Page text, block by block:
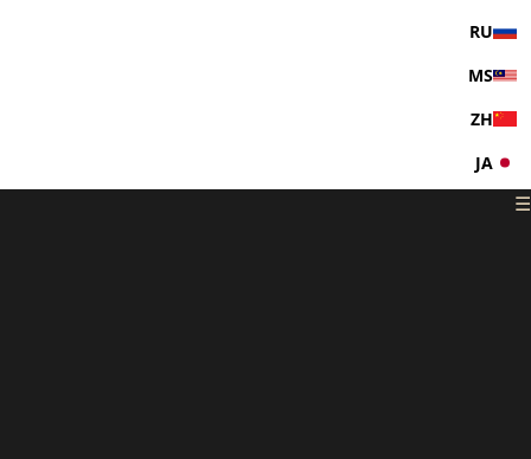
RU
MS
ZH
JA
☰